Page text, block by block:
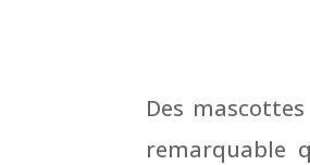
Des
remarquable